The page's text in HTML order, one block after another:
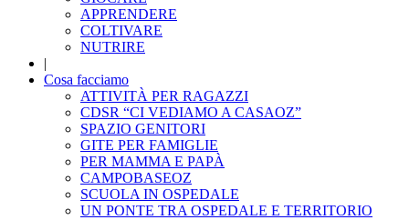
APPRENDERE
COLTIVARE
NUTRIRE
|
Cosa facciamo
ATTIVITÀ PER RAGAZZI
CDSR “CI VEDIAMO A CASAOZ”
SPAZIO GENITORI
GITE PER FAMIGLIE
PER MAMMA E PAPÀ
CAMPOBASEOZ
SCUOLA IN OSPEDALE
UN PONTE TRA OSPEDALE E TERRITORIO